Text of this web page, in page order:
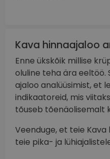
Kava hinnaajaloo
Enne ükskõik millise
oluline teha ära eeltöö.
ajaloo analüüsimist, et
indikaatoreid, mis
tõuseb tõenäolisemalt
Veenduge, et teie
teie pika- ja